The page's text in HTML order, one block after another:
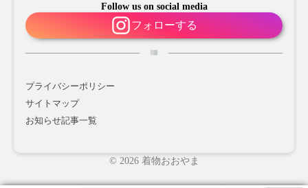
Follow us on social media
フォローする
プライバシーポリシー
サイトマップ
お知らせ記事一覧
© 2026 着物おおやま